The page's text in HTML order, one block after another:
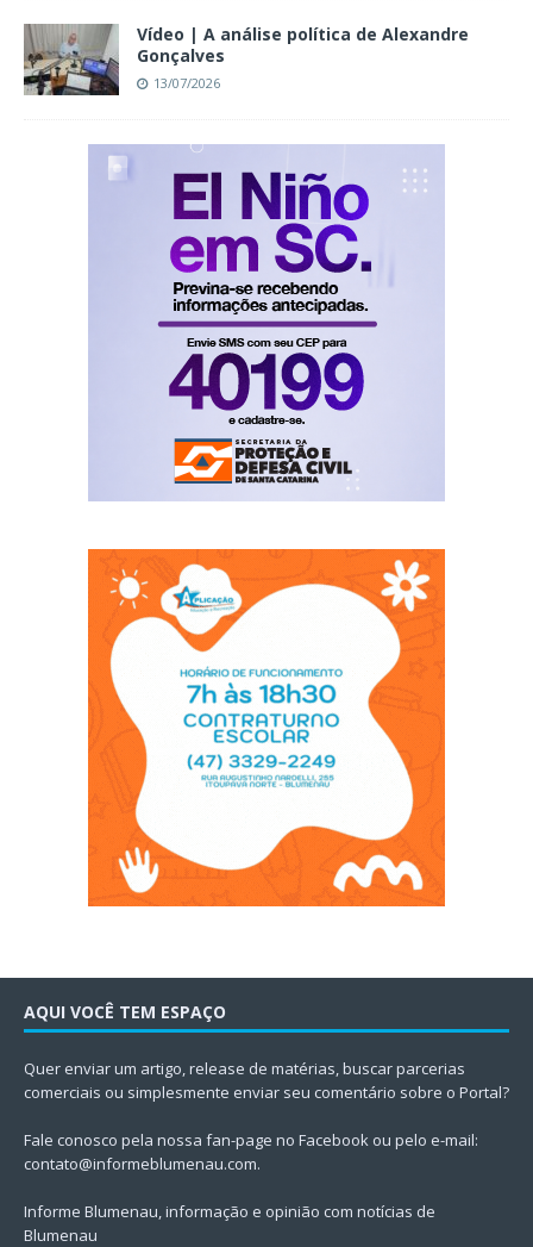
Vídeo | A análise política de Alexandre
Gonçalves
13/07/2026
AQUI VOCÊ TEM ESPAÇO
Quer enviar um artigo, release de matérias, buscar parcerias
comerciais ou simplesmente enviar seu comentário sobre o Portal?
Fale conosco pela nossa fan-page no Facebook ou pelo e-mail:
contato@informeblumenau.com.
Informe Blumenau, informação e opinião com notícias de
Blumenau